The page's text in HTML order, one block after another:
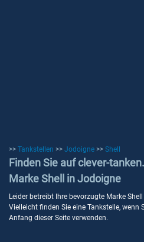
>> Tankstellen >> Jodoigne >> Shell
Finden Sie auf clever-
Marke Shell in Jodoigne
Leider betreibt Ihre bevorzugte Marke
Vielleicht finden Sie eine Tankstelle, wenn
Anfang dieser Seite verwenden.